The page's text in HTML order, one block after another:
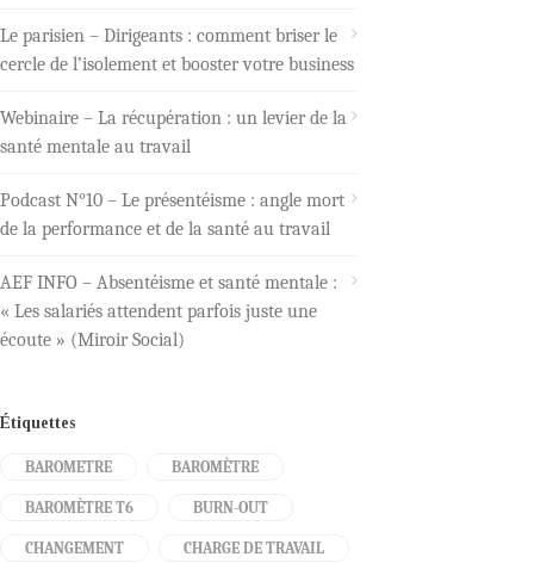
Le parisien – Dirigeants : comment briser le
cercle de l’isolement et booster votre business
Webinaire – La récupération : un levier de la
santé mentale au travail
Podcast N°10 – Le présentéisme : angle mort
de la performance et de la santé au travail
AEF INFO – Absentéisme et santé mentale :
« Les salariés attendent parfois juste une
écoute » (Miroir Social)
Étiquettes
BAROMETRE BAROMÈTRE
BAROMÈTRE T6 BURN-OUT
CHANGEMENT CHARGE DE TRAVAIL